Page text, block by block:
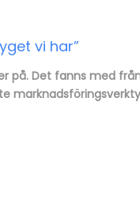
vi har”
på. Det fanns med